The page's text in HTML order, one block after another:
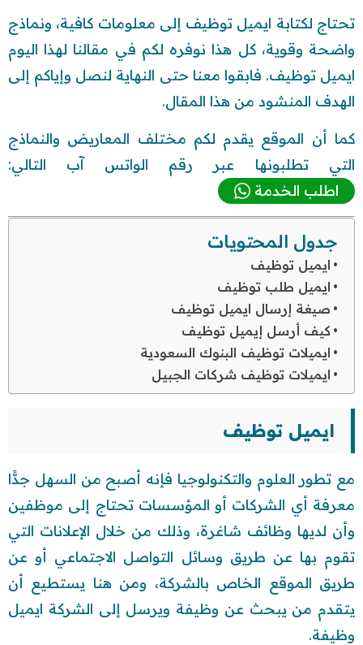
تحتاج لكتابة ايميل توظيف إلى معلومات كافية، ونماذج
واضحة وقوية، كل هذا نوفره لكم في مقالنا لهذا اليوم
ايميل توظيف. فابقوا معنا حتى النهاية لنصل وإياكم إلى
الهدف المنشود من هذا المقال.
كما أن الموقع يقدم لكم مختلف المعاريض والنماذج
التي تطلبونها عبر رقم الواتس آب التالي:
اطلب الخدمة
جدول المحتويات
ايميل توظيف
ايميل طلب توظيف
صيغة إرسال ايميل توظيف
كيف أرسل إيميل توظيف
ايميلات توظيف البنوك السعودية
ايميلات توظيف شركات الجبيل
ايميل توظيف
مع تطور العلوم والتكنولوجيا فإنه أصبح من السهل جدًّا
معرفة أي الشركات أو المؤسسات تحتاج إلى موظفين
وأن لديها وظائف شاغرة، وذلك من خلال الإعلانات التي
تقوم بها عن طريق وسائل التواصل الاجتماعي أو عن
طريق الموقع الخاص بالشركة، ومن هنا يستطيع أن
يتقدم من يبحث عن وظيفة ويرسل إلى الشركة ايميل
وظيفة.